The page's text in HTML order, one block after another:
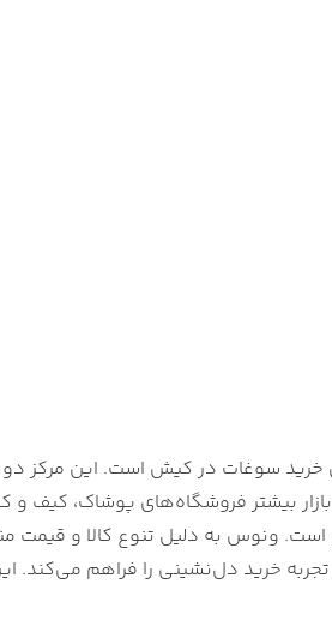
خرید سوغات در کیش است. این مرکز
بیشتر فروشگاه‌های پوشاک،
است. ونوس به دلیل تنوع کالا و قیمت
خرید دل‌نشینی را فراهم می‌کند.